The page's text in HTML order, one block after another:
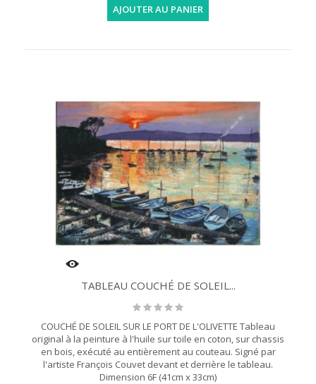
AJOUTER AU PANIER
TABLEAU COUCHÉ DE SOLEIL...
COUCHÉ DE SOLEIL SUR LE PORT DE L'OLIVETTE Tableau
original à la peinture à l'huile sur toile en coton, sur chassis
en bois, exécuté au entièrement au couteau. Signé par
l'artiste François Couvet devant et derrière le tableau.
Dimension 6F (41cm x 33cm)